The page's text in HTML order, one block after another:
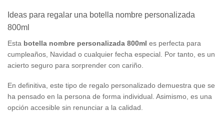
Ideas para regalar una botella nombre personalizada
800ml
Esta botella nombre personalizada 800ml es perfecta para
cumpleaños, Navidad o cualquier fecha especial. Por tanto, es un
acierto seguro para sorprender con cariño.
En definitiva, este tipo de regalo personalizado demuestra que se
ha pensado en la persona de forma individual. Asimismo, es una
opción accesible sin renunciar a la calidad.